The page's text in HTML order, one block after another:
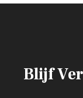
Blijf